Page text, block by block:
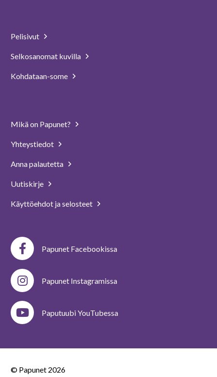
Pelisivut
Selkosanomat kuvilla
Kohdataan-some
Mikä on Papunet?
Yhteystiedot
Anna palautetta
Uutiskirje
Käyttöehdot ja selosteet
Papunet Facebookissa
Papunet Instagramissa
Paputuubi YouTubessa
© Papunet 2026